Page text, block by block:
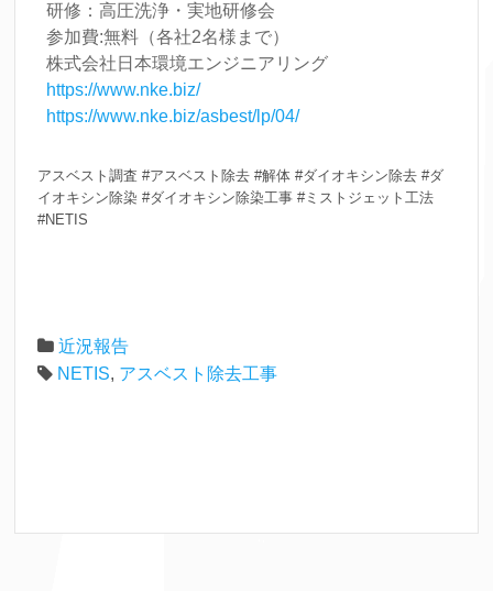
研修：高圧洗浄・実地研修会
参加費:無料（各社2名様まで）
株式会社日本環境エンジニアリング
https://www.nke.biz/
https://www.nke.biz/asbest/lp/04/
アスベスト調査 #アスベスト除去 #解体 #ダイオキシン除去 #ダ
イオキシン除染 #ダイオキシン除染工事 #ミストジェット工法
#NETIS
近況報告
NETIS, アスベスト除去工事